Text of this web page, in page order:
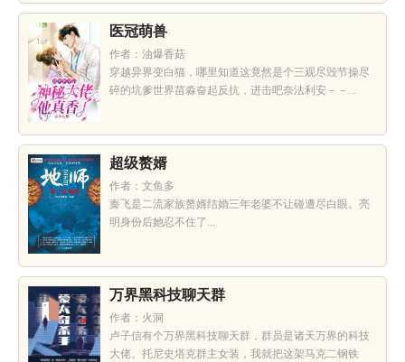
医冠萌兽
作者：油爆香菇
穿越异界变白猫，哪里知道这竟然是个三观尽毁节操尽
碎的坑爹世界苗淼奋起反抗，进击吧奈法利安－－...
超级赘婿
作者：文鱼多
秦飞是二流家族赘婿结婚三年老婆不让碰遭尽白眼。亮
明身份后她忍不住了...
万界黑科技聊天群
作者：火洞
卢子信有个万界黑科技聊天群，群员是诸天万界的科技
大佬。托尼史塔克群主女装，我就把这架马克二钢铁